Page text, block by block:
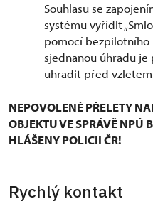
Souhlasu se
systému vyřídit
pomocí bezpilotního
sjednanou úhradu
uhradit před
NEPOVOLENÉ PŘELETY
OBJEKTU VE SPRÁVĚ NPÚ
HLÁŠENY POLICII ČR!
Rychlý kontakt